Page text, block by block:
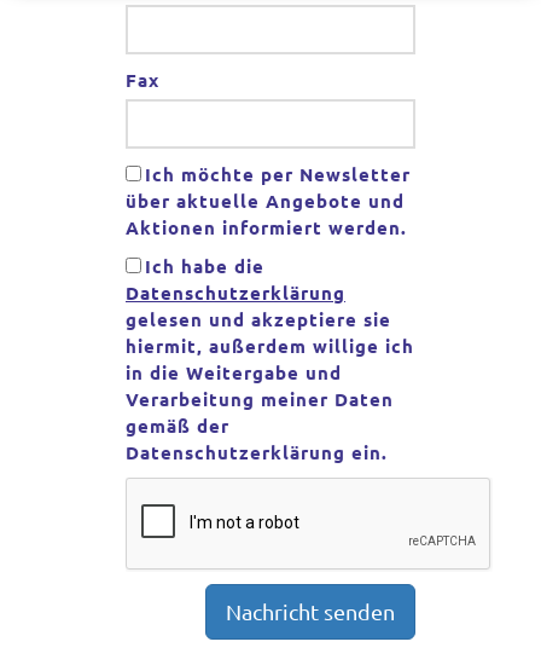
Fax
Ich möchte per Newsletter
über aktuelle Angebote und
Aktionen informiert werden.
Ich habe die
Datenschutzerklärung
gelesen und akzeptiere sie
hiermit, außerdem willige ich
in die Weitergabe und
Verarbeitung meiner Daten
gemäß der
Datenschutzerklärung ein.